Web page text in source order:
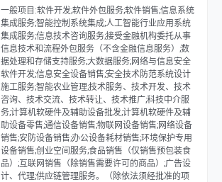
一般项目:软件开发;软件外包服务;软件销售;信息系统
集成服务;智能控制系统集成;人工智能行业应用系统
集成服务;信息技术咨询服务;接受金融机构委托从事
信息技术和流程外包服务（不含金融信息服务）;数
据处理和存储支持服务;大数据服务;网络与信息安全
软件开发;信息安全设备销售;安全技术防范系统设计
施工服务;智能农业管理;技术服务、技术开发、技术
咨询、技术交流、技术转让、技术推广;科技中介服
务;计算机软硬件及辅助设备批发;计算机软硬件及辅
助设备零售;通信设备销售;物联网设备销售;网络设备
销售;安防设备销售;办公设备耗材销售;环境保护专用
设备销售;创业空间服务;食品销售（仅销售预包装食
品）;互联网销售（除销售需要许可的商品）;广告设
计、代理;供应链管理服务。（除依法须经批准的项